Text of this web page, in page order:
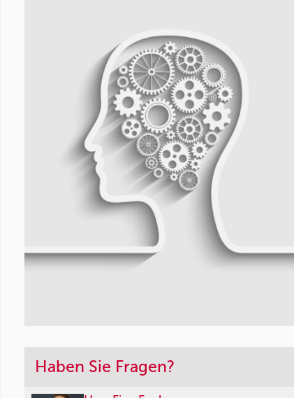
Haben Sie Fragen?